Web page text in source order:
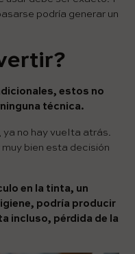
podría generar un
estos no
técnica.
no hay vuelta atrás.
bien esta decisión
en la tinta, un
podría producir
incluso, pérdida de la